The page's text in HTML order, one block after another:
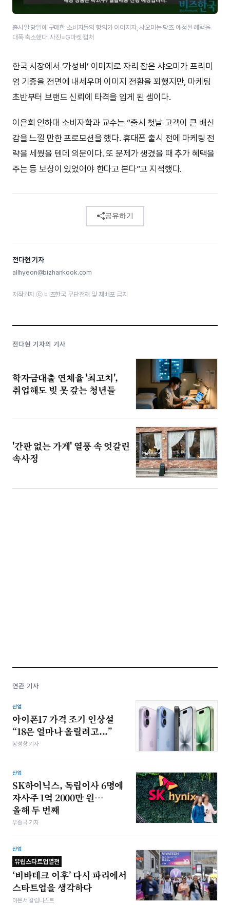
출시일 당일에 구매한 소비자들의 항의가 이어지자, 샤오미는 당초 예정된 혜택을
대폭 축소했다. 사진=G마켓 캡처
한국 시장에서 ‘가성비’ 이미지로 자리 잡은 샤오미가 프리미
엄 기종을 전면에 내세우며 이미지 전환을 꾀했지만, 마케팅
초반부터 브랜드 신뢰에 타격을 입게 된 셈이다.
이은희 인하대 소비자학과 교수는 “출시 첫날 고객이 큰 배신
감을 느낄 만한 프로모션을 했다. 휴대폰 출시 전에 마케팅 전
략을 세웠을 텐데 의문이다. 또 문제가 생겼을 때 추가 혜택을
주는 등 보상이 있었어야 한다고 본다”고 지적했다.
공유하기
전다현 기자
allhyeon@bizhankook.com
저작권자 ⓒ 비즈한국 무단전재 및 재배포 금지
전다현 기자의 기사
학자금대출 연체율 '최고치',
취업해도 빚 못 갚는 청년들
'간판 없는 가게' 열풍 속 엇갈린
속사정
연관 기사
산업
아이폰17 가격 조기 인상설
“18은 얼마나 올릴려고...”
봉성창 기자
산업
SK하이닉스, 독립이사 6명에
자사주 1억 2000만 원…
올해 두 번째
우종국 기자
산업
유럽스타트업열전
‘비바테크 이후’ 다시 파리에서
스타트업을 생각하다
이은서 칼럼니스트